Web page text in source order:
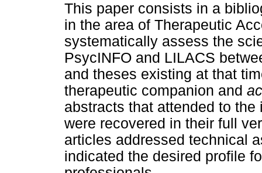
This paper consists in a
in the area of Therapeutic
systematically assess the
PsycINFO and LILACS
and theses existing at that
therapeutic companion and
abstracts that attended to
were recovered in their full
articles addressed technical
indicated the desired profile